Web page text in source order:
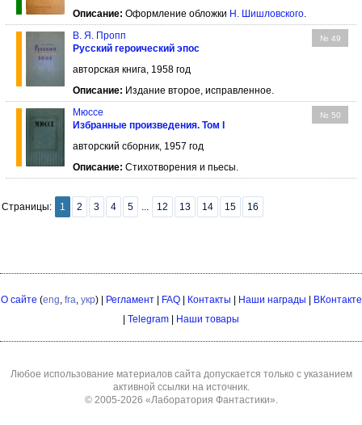
Описание: Оформление обложки Н. Шишловского.
№ 49
В. Я. Пропп
Русский героический эпос
авторская книга, 1958 год
Описание: Издание второе, исправленное.
№ 50
Мюссе
Избранные произведения. Том I
авторский сборник, 1957 год
Описание: Стихотворения и пьесы.
Страницы: 1 2 3 4 5 ... 12 13 14 15 16
О сайте (eng, fra, укр) | Регламент| FAQ| Контакты Наши награды
ВКонтакте
Telegram Наши товары
Любое использование материалов сайта допускается только с указанием
активной ссылки на источник.
© 2005-2026 «Лаборатория Фантастики».